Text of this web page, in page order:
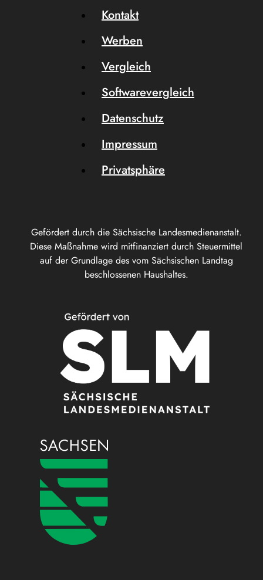
Gefördert durch die Sächsische Landesmedienanstalt.
Diese Maßnahme wird mitfinanziert durch Steuermittel
auf der Grundlage des vom Sächsischen Landtag
beschlossenen Haushaltes.
Kontakt
Werben
Vergleich
Softwarevergleich
Datenschutz
Impressum
Privatsphäre